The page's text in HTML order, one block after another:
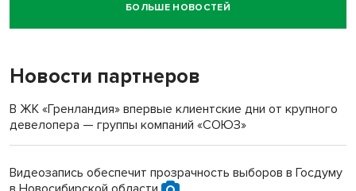
Новосибирский суд наказал водителя за смерть
пенсионерки на вокзале
БОЛЬШЕ НОВОСТЕЙ
Новости партнеров
В ЖК «Гренландия» впервые клиентские дни от крупного
девелопера — группы компаний «СОЮЗ»
Видеозапись обеспечит прозрачность выборов в Госдуму